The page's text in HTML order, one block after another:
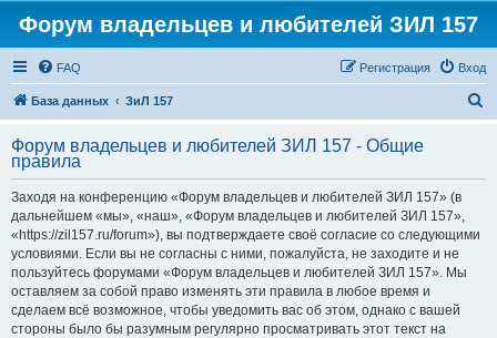
Форум владельцев и любителей ЗИЛ 157
FAQ Вход
Регистрация
База данных ЗиЛ 157
с
Форум владельцев и любителей ЗИЛ 157 - Общие
правила
Заходя на конференцию «Форум владельцев и любителей ЗИЛ 157» (в
дальнейшем «мы», «наш», «Форум владельцев и любителей ЗИЛ 157»,
«https://zil157.ru/forum»), вы подтверждаете своё согласие со следующими
условиями. Если вы не согласны с ними, пожалуйста, не заходите и не
пользуйтесь форумами «Форум владельцев и любителей ЗИЛ 157». Мы
оставляем за собой право изменять эти правила в любое время и
сделаем всё возможное, чтобы уведомить вас об этом, однако с вашей
стороны было бы разумным регулярно просматривать этот текст на